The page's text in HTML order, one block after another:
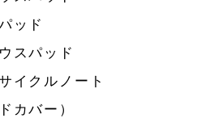
ッド
スパッド
イクルノート
カバー）